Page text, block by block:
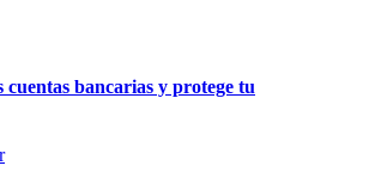
bancarias y protege tu